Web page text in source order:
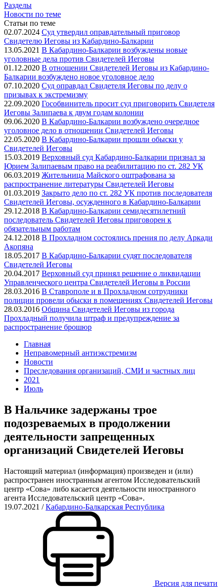
Разделы
Новости по теме
Статьи по теме
02.07.2024 Суд утвердил оправдательный приговор
Свидетелю Иеговы из Кабардино-Балкарии
13.05.2021 В Кабардино-Балкарии возбуждены новые
уголовные дела против Свидетелей Иеговы
01.12.2020 В отношении Свидетелей Иеговы из Кабардино-
Балкарии возбуждено новое уголовное дело
07.10.2020 Суд оправдал Свидетеля Иеговы по делу о
призывах к экстремизму
22.09.2020 Гособвинитель просит суд приговорить Свидетеля
Иеговы Залипаева к двум годам колонии
09.06.2020 В Кабардино-Балкарии возбуждено очередное
уголовное дело в отношении Свидетелей Иеговы
22.05.2020 В Кабардино-Балкарии прошли обыски у
Свидетелей Иеговы
15.03.2019 Верховный суд Кабардино-Балкарии признал за
Юрием Залипаевым право на реабилитацию по ст. 282 УК
06.03.2019 Жительница Майского оштрафована за
распространение литературы Свидетелей Иеговы
01.03.2019 Закрыто дело по ст. 282 УК против последователя
Свидетелей Иеговы, осужденного в Кабардино-Балкарии
29.12.2018 В Кабардино-Балкарии семидесятилетний
последователь Свидетелей Иеговы приговорен к
обязательным работам
24.12.2018 В Прохладном состоялись прения по делу Аркади
Акопяна
18.05.2017 В Кабардино-Балкарии судят последователя
Свидетелей Иеговы
20.04.2017 Верховный суд принял решение о ликвидации
Управленческого центра Свидетелей Иеговы в России
28.03.2016 В Ставрополе и в Прохладном сотрудники
полиции провели обыски в помещениях Свидетелей Иеговы
28.03.2016 Община Свидетелей Иеговы из города
Прохладный получила штраф и предупреждение за
распространение брошюр
Главная
Неправомерный антиэкстремизм
Новости
Преследования организаций, СМИ и частных лиц
2021
Июль
В Нальчике задержаны трое
подозреваемых в продолжении
деятельности запрещенных
организаций Свидетелей Иеговы
Настоящий материал (информация) произведен и (или)
распространен иностранным агентом Исследовательский
центр «Сова» либо касается деятельности иностранного
агента Исследовательский центр «Сова».
19.07.2021 /Кабардино-Балкарская Республика
Версия для печати